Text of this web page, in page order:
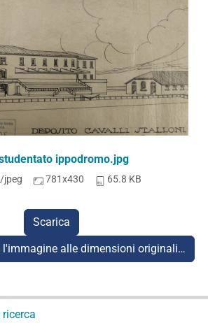
ippodromo.jpg
jpeg 781x430 65.8 KB
Scarica
l'immagine alle dimensioni originali…